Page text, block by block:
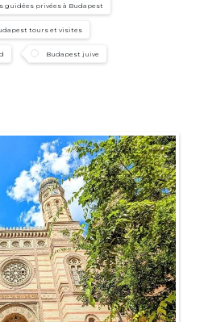
guidées privées à Budapest
tours et visites
Budapest juive